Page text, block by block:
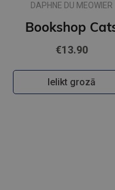
DAPHNE DU MEOWIER
Bookshop
€13.90
Ielikt grozā